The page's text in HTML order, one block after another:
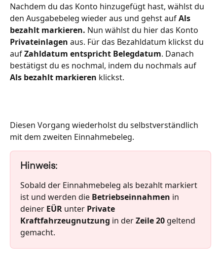
Nachdem du das Konto hinzugefügt hast, wählst du
den Ausgabebeleg wieder aus und gehst auf Als
bezahlt markieren. Nun wählst du hier das Konto
Privateinlagen aus. Für das Bezahldatum klickst du
auf Zahldatum entspricht Belegdatum. Danach
bestätigst du es nochmal, indem du nochmals auf
Als bezahlt markieren klickst.
Diesen Vorgang wiederholst du selbstverständlich
mit dem zweiten Einnahmebeleg.
Hinweis:
Sobald der Einnahmebeleg als bezahlt markiert
ist und werden die Betriebseinnahmen in
deiner EÜR unter Private
Kraftfahrzeugnutzung in der Zeile 20 geltend
gemacht.